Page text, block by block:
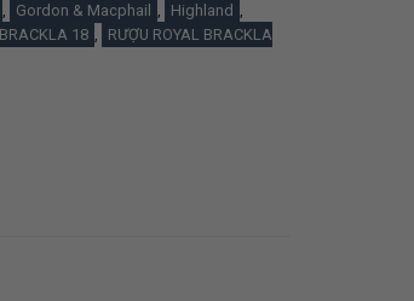
, Gordon & Macphail , Highland ,
18 ,
RƯỢU ROYAL BRACKLA